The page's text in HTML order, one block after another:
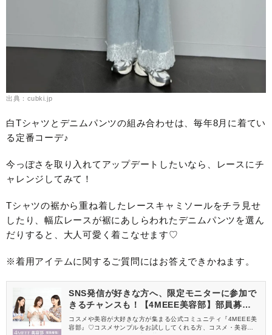
出典：cubki.jp
白Tシャツとデニムパンツの組み合わせは、毎年8月に着てい
る定番コーデ♪
今っぽさを取り入れてアップデートしたいなら、レースにチ
ャレンジしてみて！
Tシャツの裾から重ね着したレースキャミソールをチラ見せ
したり、幅広レースが裾にあしらわれたデニムパンツを選ん
だりすると、大人可愛く着こなせます♡
※着用アイテムに関するご質問にはお答えできかねます。
SNS発信が好きな方へ、限定モニターに参加で
きるチャンスも！【4MEEE美容部】部員募集
中
コスメや美容が大好きな方が集まる公式コミュニティ『4MEEE美
容部』♡コスメサンプルをお試ししてくれる方、コスメ・美容情報